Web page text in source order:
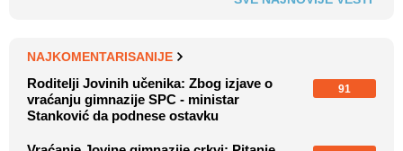
NAJKOMENTARISANIJE
Roditelji Jovinih učenika: Zbog izjave o
vraćanju gimnazije SPC - ministar
Stanković da podnese ostavku
91